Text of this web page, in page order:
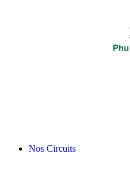
Nos Circuits